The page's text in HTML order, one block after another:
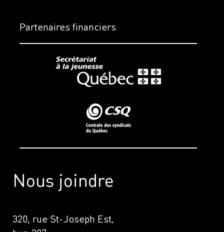
Nous joindre
320, rue St-Joseph Est,
Partenaires financiers